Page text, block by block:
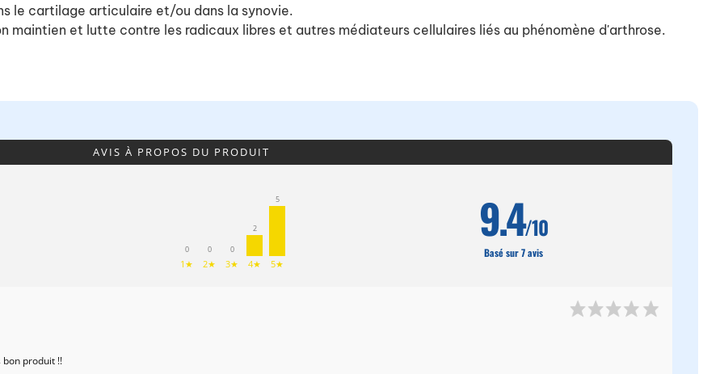
le cartilage articulaire et/ou dans la synovie.
et lutte contre les radicaux libres et autres médiateurs cellulaires liés au phénomène d'arthrose.
AVIS À PROPOS DU PRODUIT
0
1★
0
2★
0
3★
2
4★
5
5★
9.4/10
Basé sur 7 avis
bon produit !!